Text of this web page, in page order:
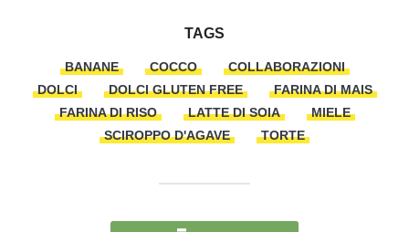
TAGS
BANANE COCCO
COLLABORAZIONI
DOLCI
DOLCI GLUTEN FREE
FARINA DI MAIS
FARINA DI RISO
LATTE DI SOIA
MIELE
SCIROPPO D'AGAVE
TORTE